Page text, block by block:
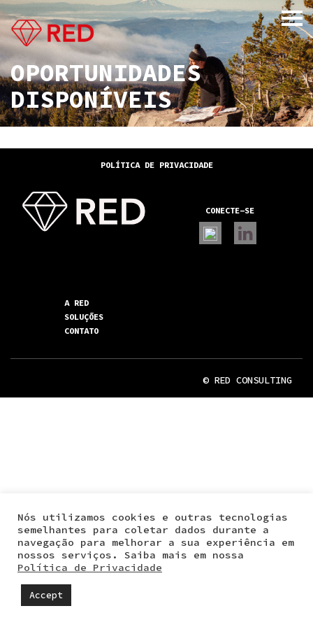
OPORTUNIDADES
DISPONÍVEIS
x
POLÍTICA DE PRIVACIDADE
CONECTE-SE
A RED
SOLUÇÕES
CONTATO
© RED CONSULTING
Nós utilizamos cookies e outras tecnologias
semelhantes para coletar dados durante a
navegação para melhorar a sua experiência em
nossos serviços. Saiba mais em nossa
Política de Privacidade
Accept